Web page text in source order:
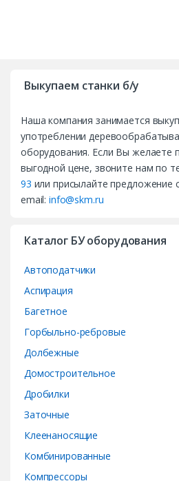
Выкупаем станки б/у
Наша компания занимается
употреблении
оборудования. Если Вы желаете
выгодной цене, звоните нам по
93 или присылайте
email:info@skm.ru
Каталог БУ оборудования
Автоподатчики
Аспирация
Багетное
Горбыльно-ребровые
Долбежные
Домостроительное
Дробилки
Заточные
Клеенаносящие
Комбинированные
Компрессоры